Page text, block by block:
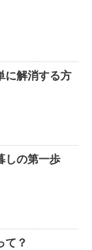
に解消する方
しの第一歩
て？